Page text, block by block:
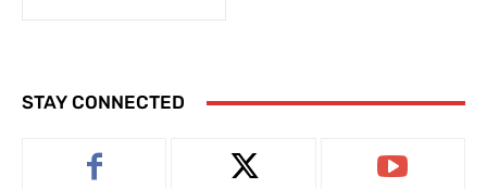
STAY CONNECTED